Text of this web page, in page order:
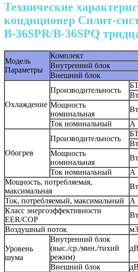
Технические
кондиционер Сплит-
B-36SPR/B-36SPQ
Модель
Параметры
Комплект
Внутренний блок
Внешний блок
Охлаждение
Производительность
Вт
Мощность
номинальная
Вт
Ток номинальный
A
Обогрев
Производительность
Вт
Мощность
номинальная
Вт
Ток номинальный
A
Мощность, потребляемая,
максимальная
Вт
Ток, потребляемый, максимальный
A
Класс энергоэффективности
EER/COP
Воздушный поток
Уровень
шума
Внутренний блок
(выс./ср./мин./тихий
режим)
Внешний блок